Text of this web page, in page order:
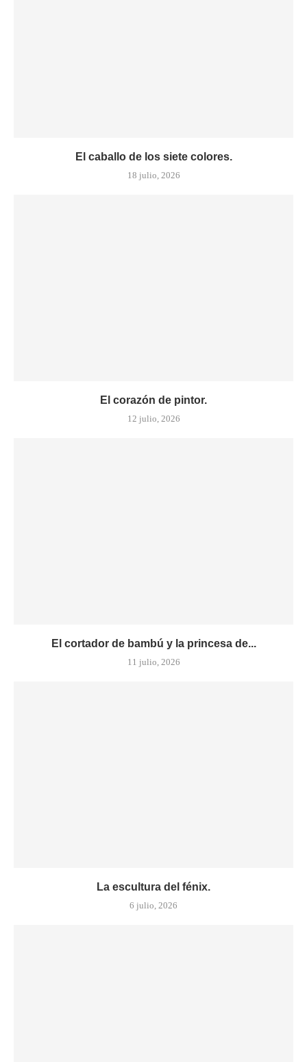
El caballo de los siete colores.
18 julio, 2026
El corazón de pintor.
12 julio, 2026
El cortador de bambú y la princesa de...
11 julio, 2026
La escultura del fénix.
6 julio, 2026